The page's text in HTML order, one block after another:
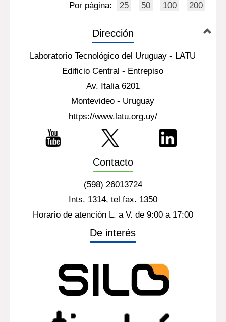
Por página:
25 50 100 200
Dirección
Laboratorio Tecnológico del Uruguay - LATU
Edificio Central - Entrepiso
Av. Italia 6201
Montevideo - Uruguay
https://www.latu.org.uy/
Contacto
(598) 26013724
Ints. 1314, tel fax. 1350
Horario de atención L. a V. de 9:00 a 17:00
De interés